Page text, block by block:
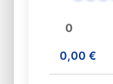
0
0,00 €